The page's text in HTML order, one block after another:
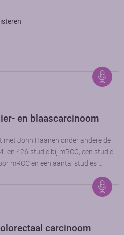
en blaascarcinoom
met John Haanen onder andere de
en 426-studie bij mRCC, een studie
mRCC en een aantal studies …
carcinoom